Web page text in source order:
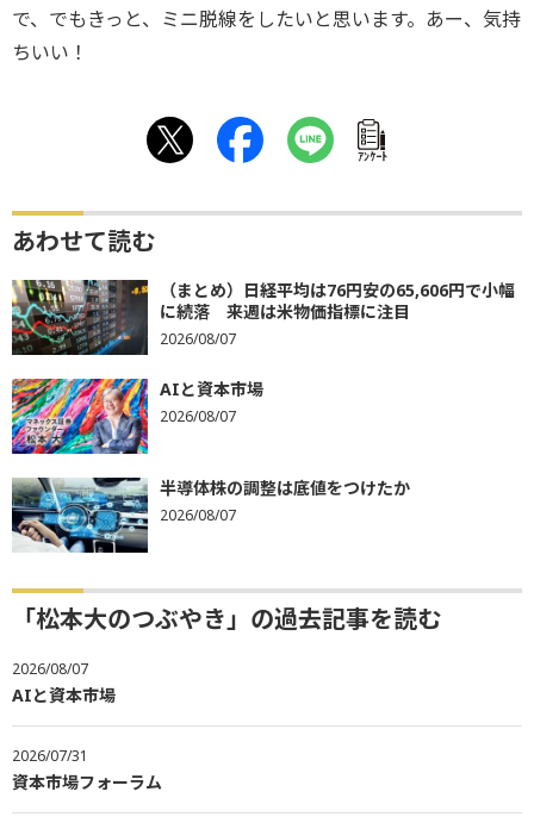
で、でもきっと、ミニ脱線をしたいと思います。あー、気持
ちいい！
ｱﾝｹｰﾄ
あわせて読む
（まとめ）日経平均は76円安の65,606円で小幅
に続落 来週は米物価指標に注目
2026/08/07
AIと資本市場
2026/08/07
半導体株の調整は底値をつけたか
2026/08/07
「松本大のつぶやき」の過去記事を読む
2026/08/07
AIと資本市場
2026/07/31
資本市場フォーラム